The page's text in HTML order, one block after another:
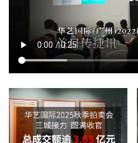
新闻中心
关于我们